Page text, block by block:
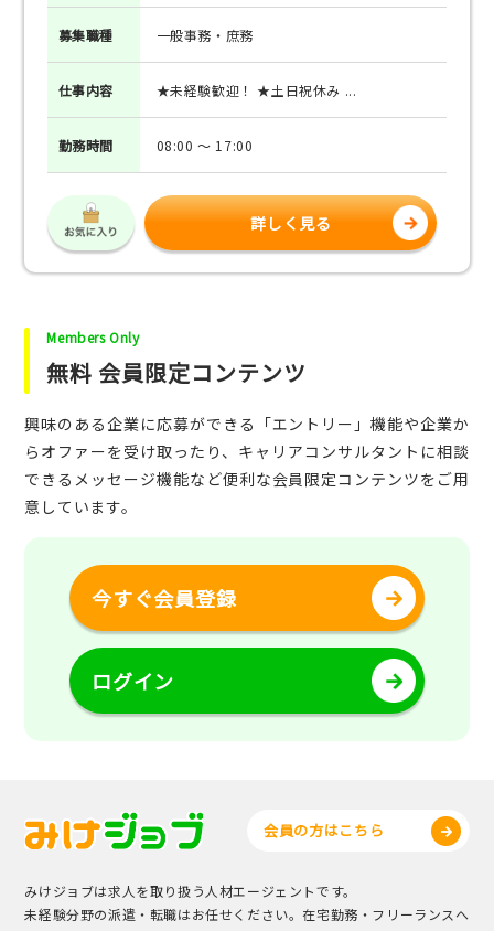
募集職種 一般事務・庶務
仕事内容 ★未経験歓迎！ ★土日祝休み ...
勤務時間 08:00 ～ 17:00
詳しく見る
Members Only
無料 会員限定コンテンツ
興味のある企業に応募ができる「エントリー」機能や企業か
らオファーを受け取ったり、キャリアコンサルタントに相談
できるメッセージ機能など便利な会員限定コンテンツをご用
意しています。
今すぐ会員登録
ログイン
会員の方はこちら
みけジョブは求人を取り扱う人材エージェントです。
未経験分野の派遣・転職はお任せください。在宅勤務・フリーランスへ